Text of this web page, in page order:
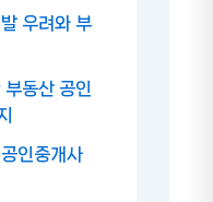
우려와 부
동산 공인
인중개사